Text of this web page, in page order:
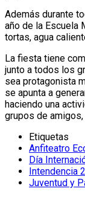
Además durante
año de la Escuela
tortas, agua
La fiesta tiene
junto a todos los
sea protagonista
se apunta a
haciendo una
grupos de
Etiquetas
Anfiteatro
Día
Intendencia
Juventud y